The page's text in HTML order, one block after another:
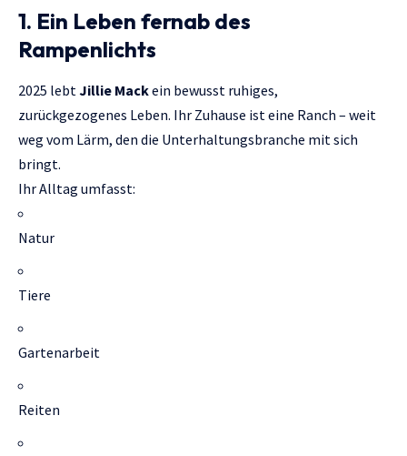
1. Ein Leben fernab des
Rampenlichts
2025 lebt Jillie Mackein bewusst ruhiges,
zurückgezogenes Leben. Ihr Zuhause ist eine Ranch – weit
weg vom Lärm, den die Unterhaltungsbranche mit sich
bringt.
Ihr Alltag umfasst:
Natur
Tiere
Gartenarbeit
Reiten